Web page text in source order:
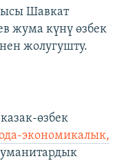
Шавкат
жума күнү өзбек
жолугушту.
өзбек
экономикалык,